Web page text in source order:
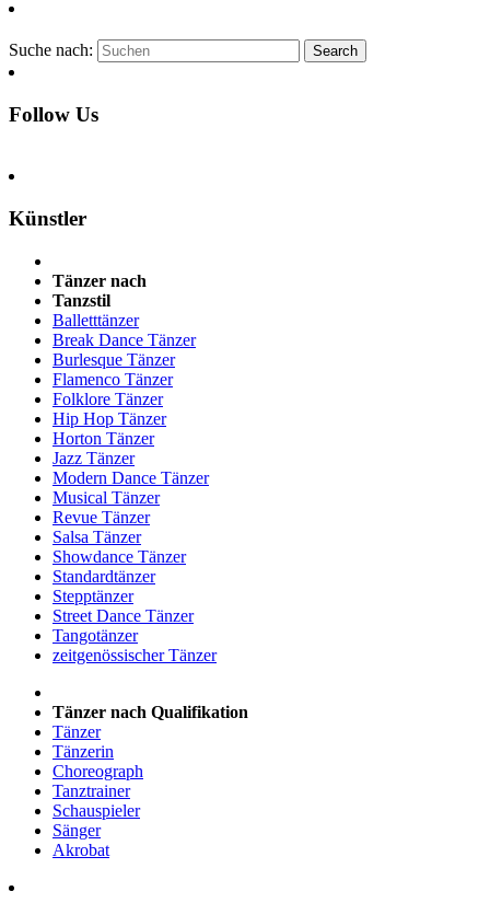
Suche nach:
Follow Us
Künstler
Tänzer nach
Tanzstil
Balletttänzer
Break Dance Tänzer
Burlesque Tänzer
Flamenco Tänzer
Folklore Tänzer
Hip Hop Tänzer
Horton Tänzer
Jazz Tänzer
Modern Dance Tänzer
Musical Tänzer
Revue Tänzer
Salsa Tänzer
Showdance Tänzer
Standardtänzer
Stepptänzer
Street Dance Tänzer
Tangotänzer
zeitgenössischer Tänzer
Tänzer nach Qualifikation
Tänzer
Tänzerin
Choreograph
Tanztrainer
Schauspieler
Sänger
Akrobat